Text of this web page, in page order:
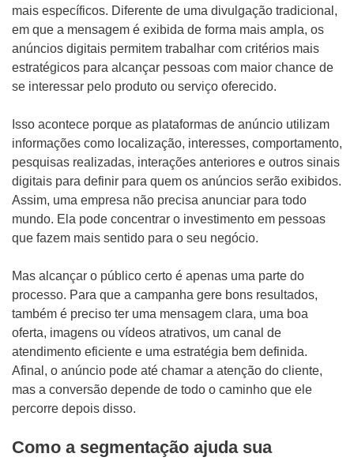
mais específicos. Diferente de uma divulgação tradicional,
em que a mensagem é exibida de forma mais ampla, os
anúncios digitais permitem trabalhar com critérios mais
estratégicos para alcançar pessoas com maior chance de
se interessar pelo produto ou serviço oferecido.
Isso acontece porque as plataformas de anúncio utilizam
informações como localização, interesses, comportamento,
pesquisas realizadas, interações anteriores e outros sinais
digitais para definir para quem os anúncios serão exibidos.
Assim, uma empresa não precisa anunciar para todo
mundo. Ela pode concentrar o investimento em pessoas
que fazem mais sentido para o seu negócio.
Mas alcançar o público certo é apenas uma parte do
processo. Para que a campanha gere bons resultados,
também é preciso ter uma mensagem clara, uma boa
oferta, imagens ou vídeos atrativos, um canal de
atendimento eficiente e uma estratégia bem definida.
Afinal, o anúncio pode até chamar a atenção do cliente,
mas a conversão depende de todo o caminho que ele
percorre depois disso.
Como a segmentação ajuda sua